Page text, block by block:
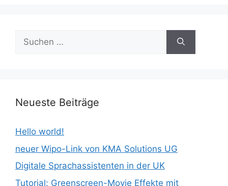
Suchen
nach:
Neueste Beiträge
Hello world!
neuer Wipo-Link von KMA Solutions UG
Digitale Sprachassistenten in der UK
Tutorial: Greenscreen-Movie Effekte mit